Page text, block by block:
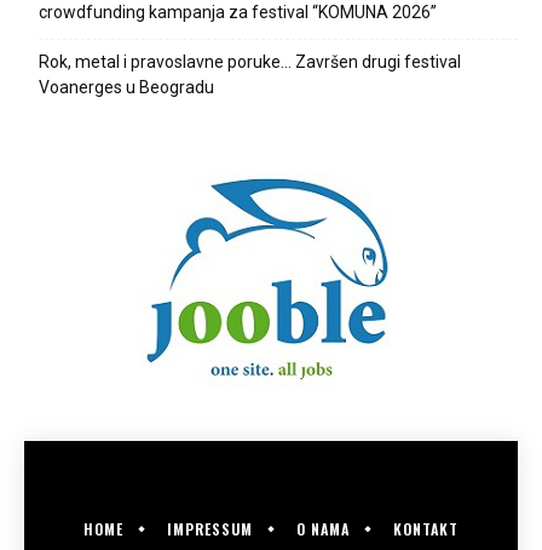
crowdfunding kampanja za festival “KOMUNA 2026”
Rok, metal i pravoslavne poruke… Završen drugi festival
Voanerges u Beogradu
HOME IMPRESSUM O NAMA KONTAKT